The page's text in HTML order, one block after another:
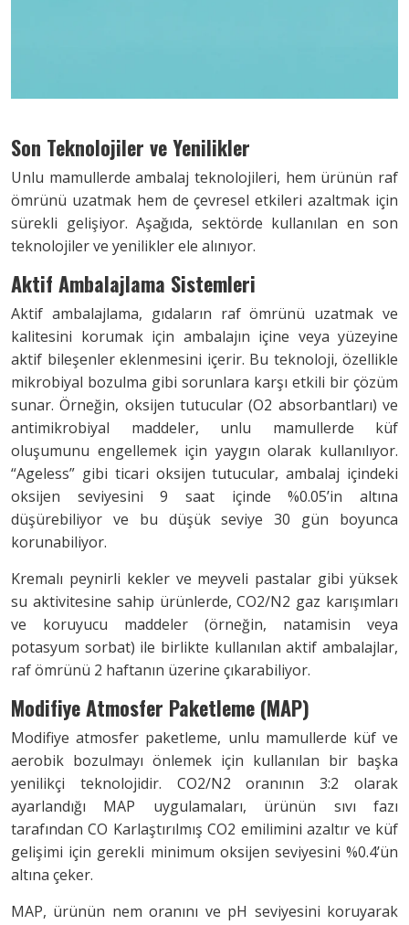
Son Teknolojiler ve Yenilikler
Unlu mamullerde ambalaj teknolojileri, hem ürünün raf
ömrünü uzatmak hem de çevresel etkileri azaltmak için
sürekli gelişiyor. Aşağıda, sektörde kullanılan en son
teknolojiler ve yenilikler ele alınıyor.
Aktif Ambalajlama Sistemleri
Aktif ambalajlama, gıdaların raf ömrünü uzatmak ve
kalitesini korumak için ambalajın içine veya yüzeyine
aktif bileşenler eklenmesini içerir. Bu teknoloji, özellikle
mikrobiyal bozulma gibi sorunlara karşı etkili bir çözüm
sunar. Örneğin, oksijen tutucular (O2 absorbantları) ve
antimikrobiyal maddeler, unlu mamullerde küf
oluşumunu engellemek için yaygın olarak kullanılıyor.
“Ageless” gibi ticari oksijen tutucular, ambalaj içindeki
oksijen seviyesini 9 saat içinde %0.05’in altına
düşürebiliyor ve bu düşük seviye 30 gün boyunca
korunabiliyor.
Kremalı peynirli kekler ve meyveli pastalar gibi yüksek
su aktivitesine sahip ürünlerde, CO2/N2 gaz karışımları
ve koruyucu maddeler (örneğin, natamisin veya
potasyum sorbat) ile birlikte kullanılan aktif ambalajlar,
raf ömrünü 2 haftanın üzerine çıkarabiliyor.
Modifiye Atmosfer Paketleme (MAP)
Modifiye atmosfer paketleme, unlu mamullerde küf ve
aerobik bozulmayı önlemek için kullanılan bir başka
yenilikçi teknolojidir. CO2/N2 oranının 3:2 olarak
ayarlandığı MAP uygulamaları, ürünün sıvı fazı
tarafından CO Karlaştırılmış CO2 emilimini azaltır ve küf
gelişimi için gerekli minimum oksijen seviyesini %0.4’ün
altına çeker.
MAP, ürünün nem oranını ve pH seviyesini koruyarak